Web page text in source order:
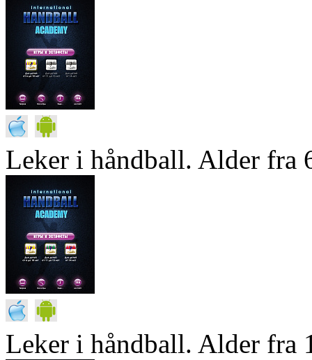
Leker i håndball. Alder fra
Leker i håndball. Alder fra